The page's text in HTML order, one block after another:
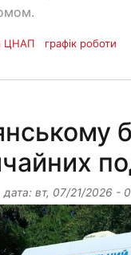
ЦНАП графік роботи
дата: вт, 07/21/2026 -